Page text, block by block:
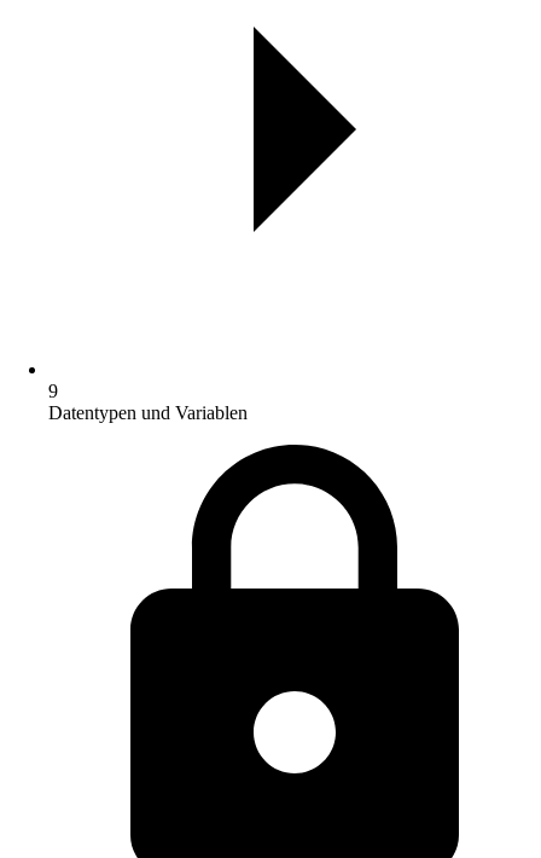
9
Datentypen und Variablen